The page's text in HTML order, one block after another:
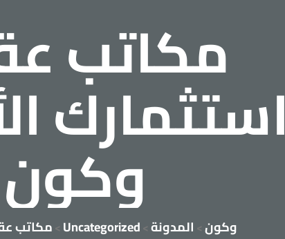
مكاتب
استثمارك
وكون وكون> المدونة>
Uncategorized
>مكاتب